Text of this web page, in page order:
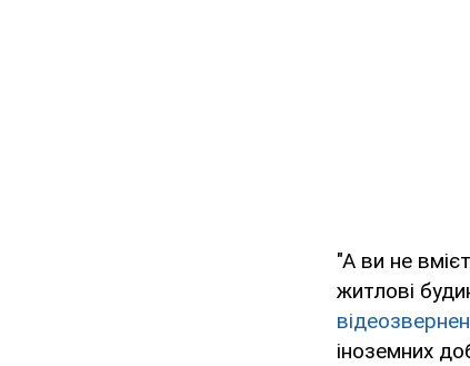
"А ви не
житлові
іноземних